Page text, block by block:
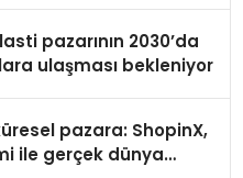
pazarının 2030’da
ulaşması bekleniyor
pazara: ShopinX,
ile gerçek dünya